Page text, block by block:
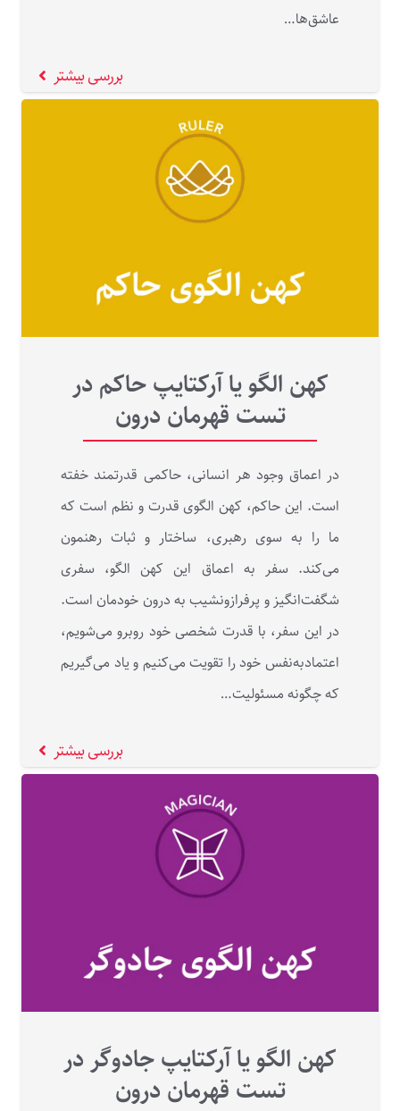
عاشق‌ها…
بررسی بیشتر
کهن الگو یا آرکتایپ حاکم در
تست قهرمان درون
در اعماق وجود هر انسانی، حاکمی قدرتمند خفته
است. این حاکم، کهن الگوی قدرت و نظم است که
ما را به سوی رهبری، ساختار و ثبات رهنمون
می‌کند. سفر به اعماق این کهن الگو، سفری
شگفت‌انگیز و پرفرازونشیب به درون خودمان است.
در این سفر، با قدرت شخصی خود روبرو می‌شویم،
اعتمادبه‌نفس خود را تقویت می‌کنیم و یاد می‌گیریم
که چگونه مسئولیت…
بررسی بیشتر
کهن الگو یا آرکتایپ جادوگر در
تست قهرمان درون